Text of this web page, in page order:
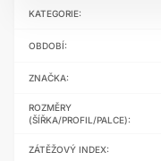
KATEGORIE:
OBDOBÍ:
ZNAČKA:
ROZMĚRY
(ŠÍŘKA/PROFIL/PALCE):
ZÁTĚŽOVÝ INDEX: